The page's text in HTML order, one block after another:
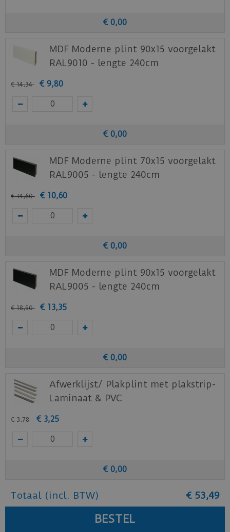
€ 0,00
MDF Moderne plint 90x15 voorgelakt
RAL9010 - lengte 240cm
€ 14,34 € 9,80
€ 0,00
MDF Moderne plint 70x15 voorgelakt
RAL9005 - lengte 240cm
€ 14,60 € 10,60
€ 0,00
MDF Moderne plint 90x15 voorgelakt
RAL9005 - lengte 240cm
€ 18,50 € 13,35
€ 0,00
Afwerklijst/ Plakplint met plakstrip-
Laminaat & PVC
€ 3,78 € 3,25
€ 0,00
Totaal (incl. BTW) € 53,49